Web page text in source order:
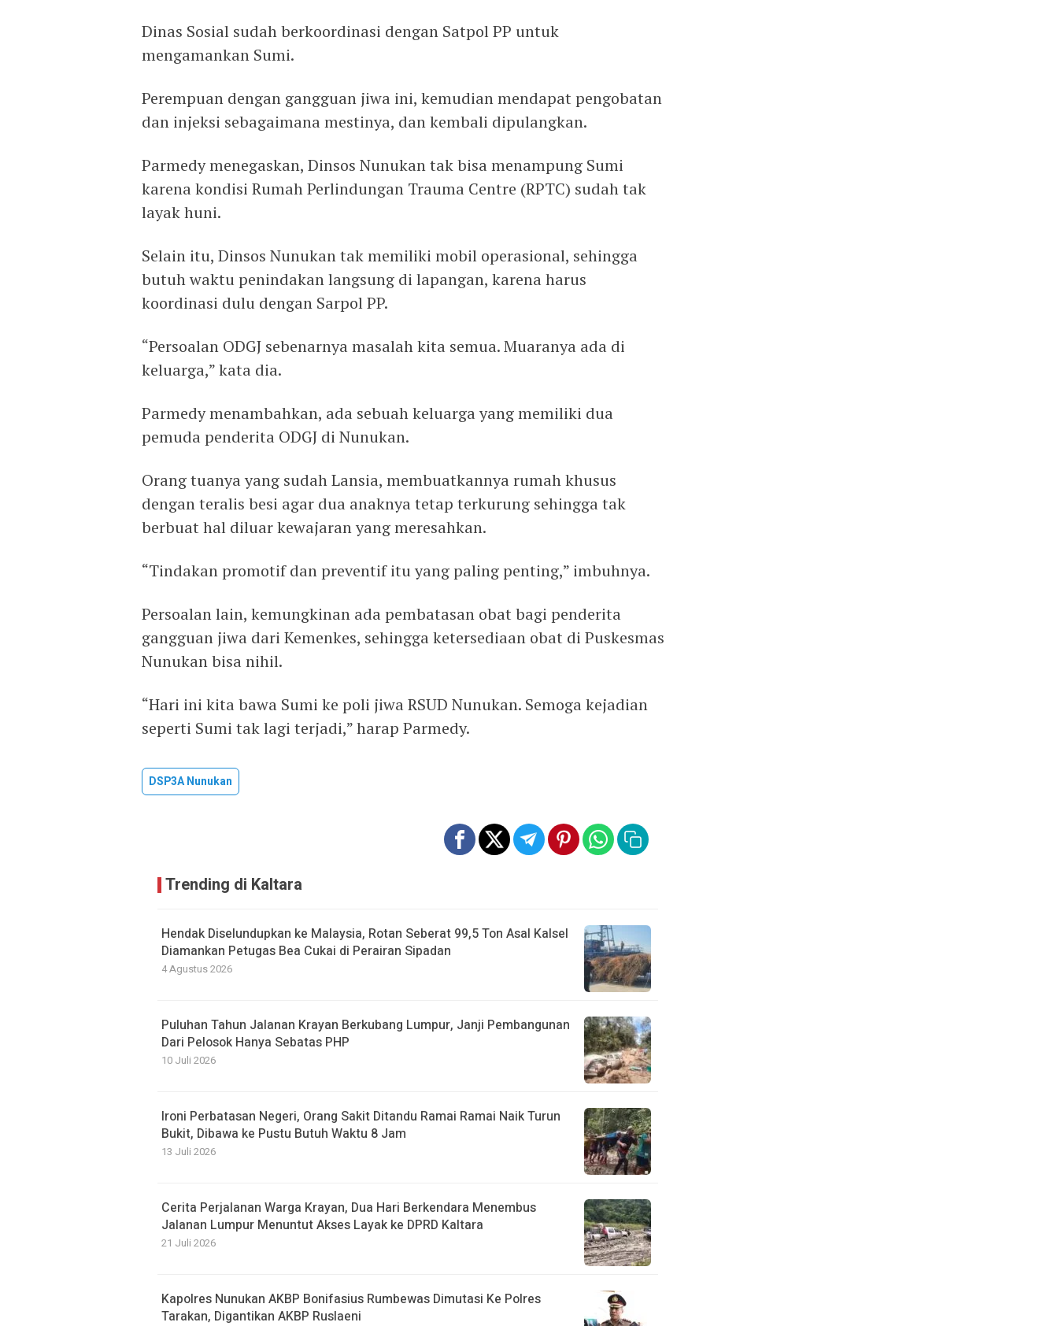
Dinas Sosial sudah berkoordinasi dengan Satpol PP untuk
mengamankan Sumi.
Perempuan dengan gangguan jiwa ini, kemudian mendapat pengobatan
dan injeksi sebagaimana mestinya, dan kembali dipulangkan.
Parmedy menegaskan, Dinsos Nunukan tak bisa menampung Sumi
karena kondisi Rumah Perlindungan Trauma Centre (RPTC) sudah tak
layak huni.
Selain itu, Dinsos Nunukan tak memiliki mobil operasional, sehingga
butuh waktu penindakan langsung di lapangan, karena harus
koordinasi dulu dengan Sarpol PP.
“Persoalan ODGJ sebenarnya masalah kita semua. Muaranya ada di
keluarga,” kata dia.
Parmedy menambahkan, ada sebuah keluarga yang memiliki dua
pemuda penderita ODGJ di Nunukan.
Orang tuanya yang sudah Lansia, membuatkannya rumah khusus
dengan teralis besi agar dua anaknya tetap terkurung sehingga tak
berbuat hal diluar kewajaran yang meresahkan.
“Tindakan promotif dan preventif itu yang paling penting,” imbuhnya.
Persoalan lain, kemungkinan ada pembatasan obat bagi penderita
gangguan jiwa dari Kemenkes, sehingga ketersediaan obat di Puskesmas
Nunukan bisa nihil.
“Hari ini kita bawa Sumi ke poli jiwa RSUD Nunukan. Semoga kejadian
seperti Sumi tak lagi terjadi,” harap Parmedy.
DSP3A Nunukan
Trending di Kaltara
Hendak Diselundupkan ke Malaysia, Rotan Seberat 99,5 Ton Asal Kalsel
Diamankan Petugas Bea Cukai di Perairan Sipadan
4 Agustus 2026
Puluhan Tahun Jalanan Krayan Berkubang Lumpur, Janji Pembangunan
Dari Pelosok Hanya Sebatas PHP
10 Juli 2026
Ironi Perbatasan Negeri, Orang Sakit Ditandu Ramai Ramai Naik Turun
Bukit, Dibawa ke Pustu Butuh Waktu 8 Jam
13 Juli 2026
Cerita Perjalanan Warga Krayan, Dua Hari Berkendara Menembus
Jalanan Lumpur Menuntut Akses Layak ke DPRD Kaltara
21 Juli 2026
Kapolres Nunukan AKBP Bonifasius Rumbewas Dimutasi Ke Polres
Tarakan, Digantikan AKBP Ruslaeni